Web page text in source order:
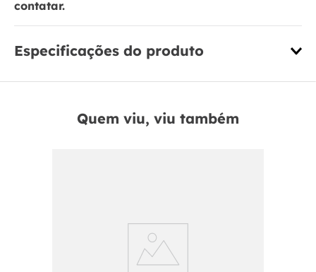
contatar.
Especificações do produto
Quem viu, viu também